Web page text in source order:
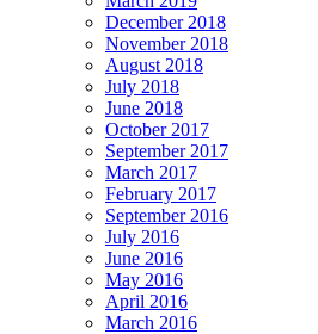
December 2018
November 2018
August 2018
July 2018
June 2018
October 2017
September 2017
March 2017
February 2017
September 2016
July 2016
June 2016
May 2016
April 2016
March 2016